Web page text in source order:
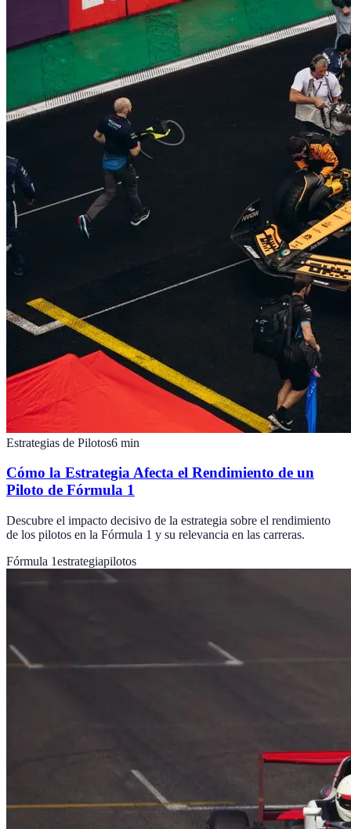
Estrategias de Pilotos6 min
Cómo la Estrategia Afecta el Rendimiento de un
Piloto de Fórmula 1
Descubre el impacto decisivo de la estrategia sobre el rendimiento
de los pilotos en la Fórmula 1 y su relevancia en las carreras.
Fórmula 1estrategiapilotos